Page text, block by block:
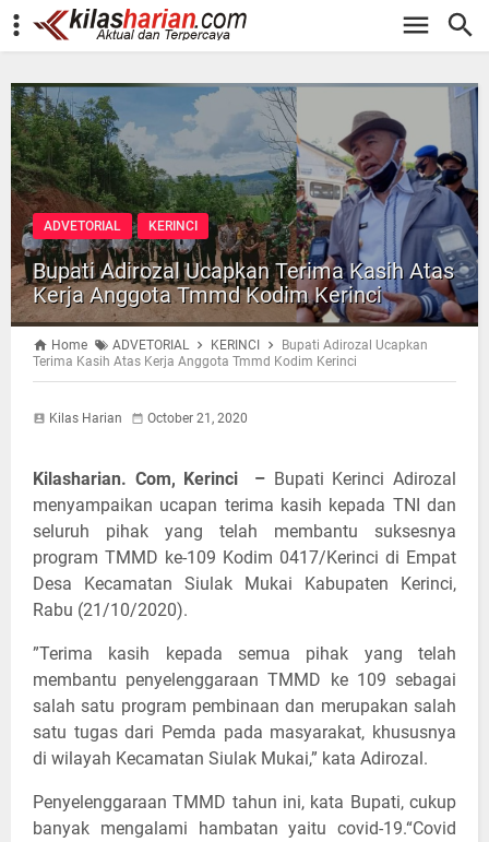
-->
ADVETORIAL KERINCI
Bupati Adirozal Ucapkan Terima Kasih Atas
Kerja Anggota Tmmd Kodim Kerinci
Home ADVETORIAL KERINCI
Bupati Adirozal Ucapkan
Terima Kasih Atas Kerja Anggota Tmmd Kodim Kerinci
Kilas Harian October 21, 2020
Kilasharian. Com, Kerinci – Bupati Kerinci Adirozal
menyampaikan ucapan terima kasih kepada TNI dan
seluruh pihak yang telah membantu suksesnya
program TMMD ke-109 Kodim 0417/Kerinci di Empat
Desa Kecamatan Siulak Mukai Kabupaten Kerinci,
Rabu (21/10/2020).
”Terima kasih kepada semua pihak yang telah
membantu penyelenggaraan TMMD ke 109 sebagai
salah satu program pembinaan dan merupakan salah
satu tugas dari Pemda pada masyarakat, khususnya
di wilayah Kecamatan Siulak Mukai,” kata Adirozal.
Penyelenggaraan TMMD tahun ini, kata Bupati, cukup
banyak mengalami hambatan yaitu covid-19.“Covid